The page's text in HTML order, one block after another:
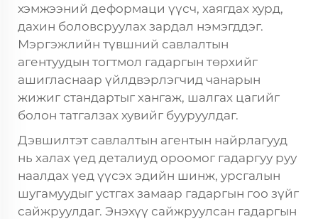
хэмжээний деформаци үүсч, хаягдах хурд,
дахин боловсруулах зардал нэмэгддэг.
Мэргэжлийн түвшний савлалтын
агентуудын тогтмол гадаргын төрхийг
ашигласнаар үйлдвэрлэгчид чанарын
жижиг стандартыг хангаж, шалгах цагийг
болон татгалзах хувийг бууруулдаг.
Дэвшилтэт савлалтын агентын найрлагууд
нь халах үед деталиуд ороомог гадаргуу руу
наалдах үед үүсэх эдийн шинж, урсгалын
шугамуудыг устгах замаар гадаргын гоо зүйг
сайжруулдаг. Энэхүү сайжруулсан гадаргын